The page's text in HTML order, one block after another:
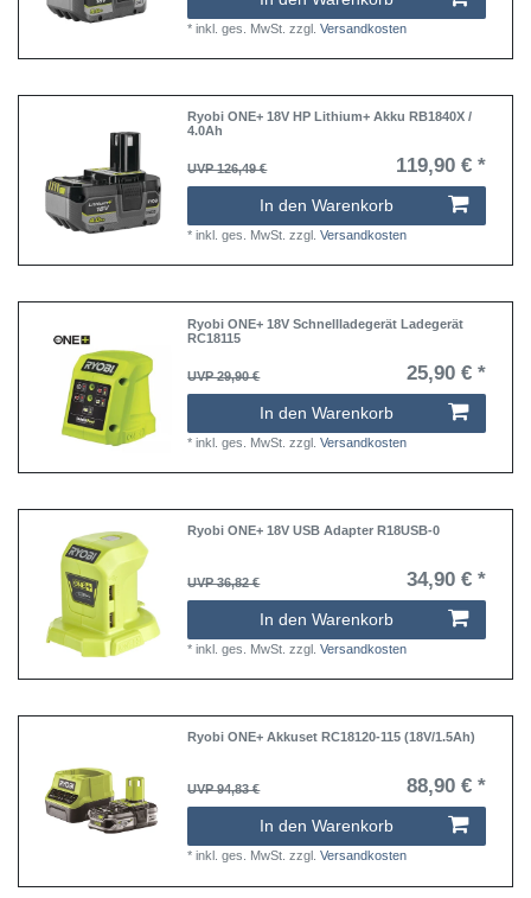
*inkl. ges. MwSt. zzgl.Versandkosten
Ryobi ONE+ 18V HP Lithium+ Akku RB1840X /
4.0Ah
UVP 126,49 € 119,90 € *
In den Warenkorb
*inkl. ges. MwSt. zzgl.Versandkosten
Ryobi ONE+ 18V Schnellladegerät Ladegerät
RC18115
UVP 29,90 € 25,90 € *
In den Warenkorb
*inkl. ges. MwSt. zzgl.Versandkosten
Ryobi ONE+ 18V USB Adapter R18USB-0
UVP 36,82 € 34,90 € *
In den Warenkorb
*inkl. ges. MwSt. zzgl.Versandkosten
Ryobi ONE+ Akkuset RC18120-115 (18V/1.5Ah)
UVP 94,83 € 88,90 € *
In den Warenkorb
*inkl. ges. MwSt. zzgl.Versandkosten